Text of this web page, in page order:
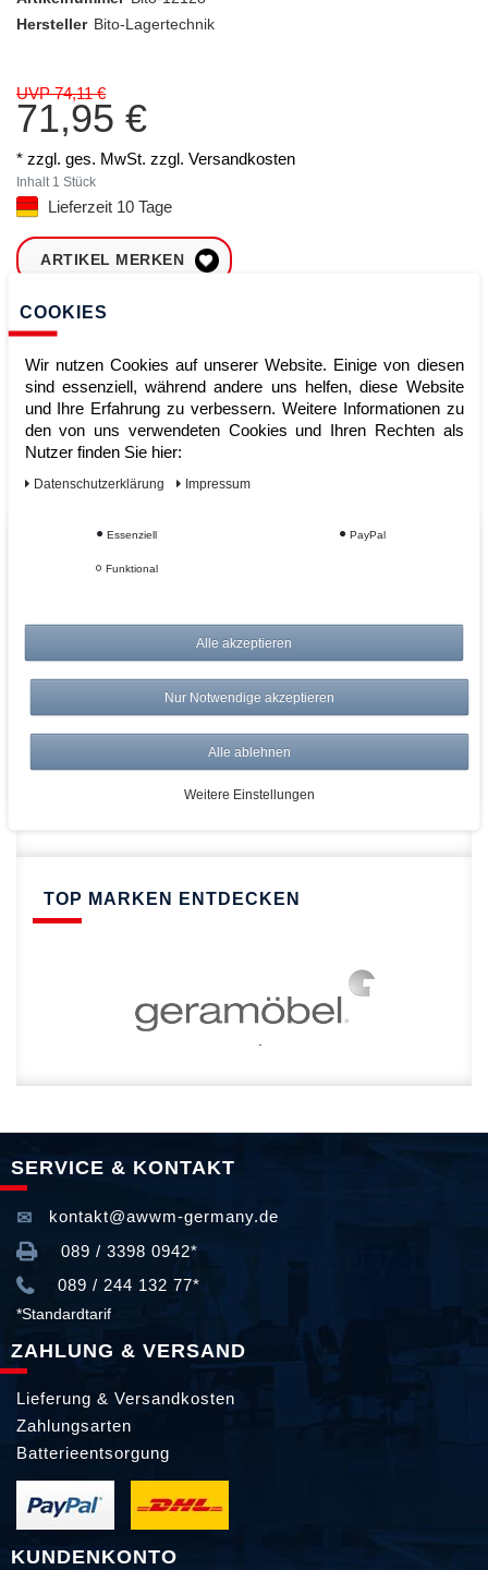
Hersteller Bito-Lagertechnik
UVP 74,11 €
71,95 €
* zzgl. ges. MwSt. zzgl. Versandkosten
Inhalt 1 Stück
Lieferzeit 10 Tage
ARTIKEL MERKEN
ZUM WARENKORB
Sofort lieferbar
Kauf auf Rechnung
Risikolos: 14 Tage Rückgabe
Über 20.000 Artikel
Schnelle Lieferung
TOP MARKEN ENTDECKEN
SERVICE & KONTAKT
kontakt@awwm-germany.de
089 / 3398 0942*
089 / 244 132 77*
*Standardtarif
ZAHLUNG & VERSAND
Lieferung & Versandkosten
Zahlungsarten
Batterieentsorgung
KUNDENKONTO
COOKIES
Wir nutzen Cookies auf unserer Website. Einige von diesen
sind essenziell, während andere uns helfen, diese Website
und Ihre Erfahrung zu verbessern. Weitere Informationen zu
den von uns verwendeten Cookies und Ihren Rechten als
Nutzer finden Sie hier:
Daten­schutz­erklärung Impressum
Essenziell PayPal
Funktional
Alle akzeptieren
Nur Notwendige akzeptieren
Alle ablehnen
Weitere Einstellungen